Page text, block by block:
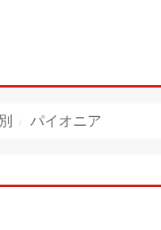
パイオニア